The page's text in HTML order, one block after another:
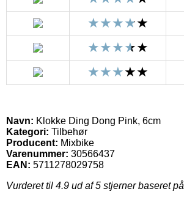
Navn: Klokke Ding Dong Pink, 6cm
Kategori: Tilbehør
Producent: Mixbike
Varenummer: 30566437
EAN: 5711278029758
Vurderet til 4.9 ud af 5 stjerner baseret på